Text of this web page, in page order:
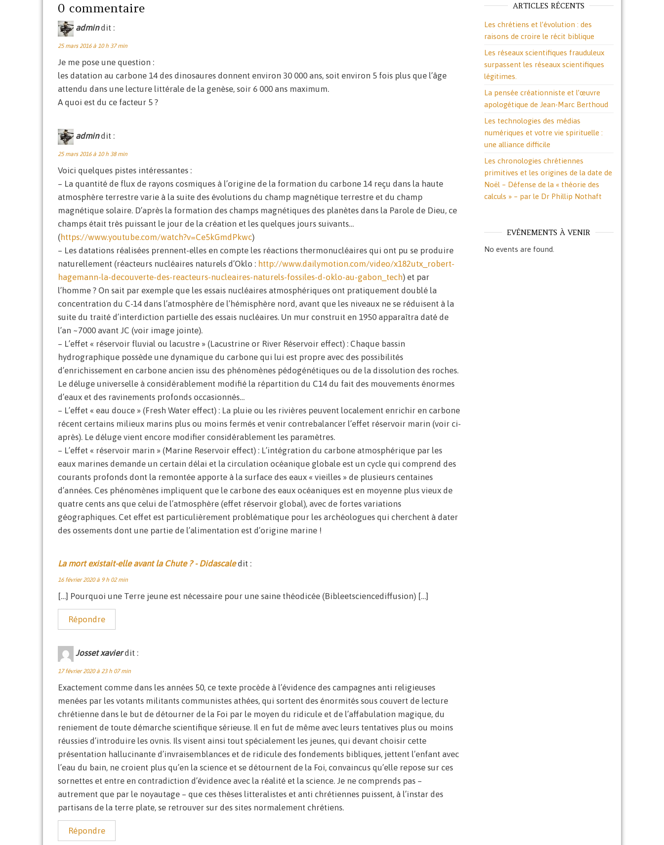
0 commentaire
admin dit :
25 mars 2016 à 10 h 37 min
Je me pose une question :
les datation au carbone 14 des dinosaures donnent environ 30 000 ans, soit environ 5 fois plus que l’âge
attendu dans une lecture littérale de la genèse, soir 6 000 ans maximum.
A quoi est du ce facteur 5 ?
admin dit :
25 mars 2016 à 10 h 38 min
Voici quelques pistes intéressantes :
– La quantité de flux de rayons cosmiques à l’origine de la formation du carbone 14 reçu dans la haute
atmosphère terrestre varie à la suite des évolutions du champ magnétique terrestre et du champ
magnétique solaire. D’après la formation des champs magnétiques des planètes dans la Parole de Dieu, ce
champs était très puissant le jour de la création et les quelques jours suivants…
(https://www.youtube.com/watch?v=Ce5kGmdPkwc)
– Les datations réalisées prennent-elles en compte les réactions thermonucléaires qui ont pu se produire
naturellement (réacteurs nucléaires naturels d’Oklo : http://www.dailymotion.com/video/x182utx_robert-
hagemann-la-decouverte-des-reacteurs-nucleaires-naturels-fossiles-d-oklo-au-gabon_tech) et par
l’homme ? On sait par exemple que les essais nucléaires atmosphériques ont pratiquement doublé la
concentration du C-14 dans l’atmosphère de l’hémisphère nord, avant que les niveaux ne se réduisent à la
suite du traité d’interdiction partielle des essais nucléaires. Un mur construit en 1950 apparaîtra daté de
l’an ~7000 avant JC (voir image jointe).
– L’effet « réservoir fluvial ou lacustre » (Lacustrine or River Réservoir effect) : Chaque bassin
hydrographique possède une dynamique du carbone qui lui est propre avec des possibilités
d’enrichissement en carbone ancien issu des phénomènes pédogénétiques ou de la dissolution des roches.
Le déluge universelle à considérablement modifié la répartition du C14 du fait des mouvements énormes
d’eaux et des ravinements profonds occasionnés…
– L’effet « eau douce » (Fresh Water effect) : La pluie ou les rivières peuvent localement enrichir en carbone
récent certains milieux marins plus ou moins fermés et venir contrebalancer l’effet réservoir marin (voir ci-
après). Le déluge vient encore modifier considérablement les paramètres.
– L’effet « réservoir marin » (Marine Reservoir effect) : L’intégration du carbone atmosphérique par les
eaux marines demande un certain délai et la circulation océanique globale est un cycle qui comprend des
courants profonds dont la remontée apporte à la surface des eaux « vieilles » de plusieurs centaines
d’années. Ces phénomènes impliquent que le carbone des eaux océaniques est en moyenne plus vieux de
quatre cents ans que celui de l’atmosphère (effet réservoir global), avec de fortes variations
géographiques. Cet effet est particulièrement problématique pour les archéologues qui cherchent à dater
des ossements dont une partie de l’alimentation est d’origine marine !
La mort existait-elle avant la Chute ? - Didascale dit :
16 février 2020 à 9 h 02 min
[…] Pourquoi une Terre jeune est nécessaire pour une saine théodicée (Bibleetsciencediffusion) […]
Répondre
Josset xavier dit :
17 février 2020 à 23 h 07 min
Exactement comme dans les années 50, ce texte procède à l’évidence des campagnes anti religieuses
menées par les votants militants communistes athées, qui sortent des énormités sous couvert de lecture
chrétienne dans le but de détourner de la Foi par le moyen du ridicule et de l’affabulation magique, du
reniement de toute démarche scientifique sérieuse. Il en fut de même avec leurs tentatives plus ou moins
réussies d’introduire les ovnis. Ils visent ainsi tout spécialement les jeunes, qui devant choisir cette
présentation hallucinante d’invraisemblances et de ridicule des fondements bibliques, jettent l’enfant avec
l’eau du bain, ne croient plus qu’en la science et se détournent de la Foi, convaincus qu’elle repose sur ces
sornettes et entre en contradiction d’évidence avec la réalité et la science. Je ne comprends pas –
autrement que par le noyautage – que ces thèses litteralistes et anti chrétiennes puissent, à l’instar des
partisans de la terre plate, se retrouver sur des sites normalement chrétiens.
Répondre
ARTICLES RÉCENTS
Les chrétiens et l’évolution : des
raisons de croire le récit biblique
Les réseaux scientifiques frauduleux
surpassent les réseaux scientifiques
légitimes.
La pensée créationniste et l’œuvre
apologétique de Jean-Marc Berthoud
Les technologies des médias
numériques et votre vie spirituelle :
une alliance difficile
Les chronologies chrétiennes
primitives et les origines de la date de
Noël – Défense de la « théorie des
calculs » – par le Dr Phillip Nothaft
EVÉNEMENTS À VENIR
No events are found.